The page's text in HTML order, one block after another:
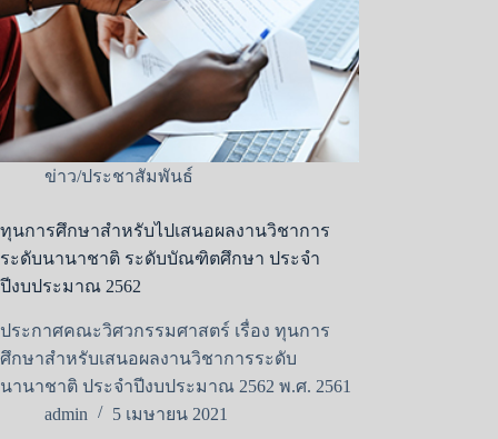
ข่าว/ประชาสัมพันธ์
ทุนการศึกษาสำหรับไปเสนอผลงานวิชาการ
ระดับนานาชาติ ระดับบัณฑิตศึกษา ประจำ
ปีงบประมาณ 2562
ประกาศคณะวิศวกรรมศาสตร์ เรื่อง ทุนการ
ศึกษาสำหรับเสนอผลงานวิชาการระดับ
นานาชาติ ประจำปีงบประมาณ 2562 พ.ศ. 2561
admin
5 เมษายน 2021